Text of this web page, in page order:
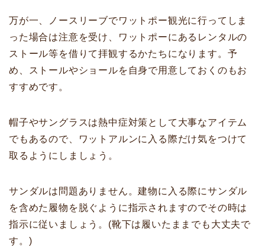
万が一、ノースリーブでワットポー観光に行ってしま
った場合は注意を受け、ワットポーにあるレンタルの
ストール等を借りて拝観するかたちになります。予
め、ストールやショールを自身で用意しておくのもお
すすめです。
帽子やサングラスは熱中症対策として大事なアイテム
でもあるので、ワットアルンに入る際だけ気をつけて
取るようにしましょう。
サンダルは問題ありません。建物に入る際にサンダル
を含めた履物を脱ぐように指示されますのでその時は
指示に従いましょう。(靴下は履いたままでも大丈夫で
す。)